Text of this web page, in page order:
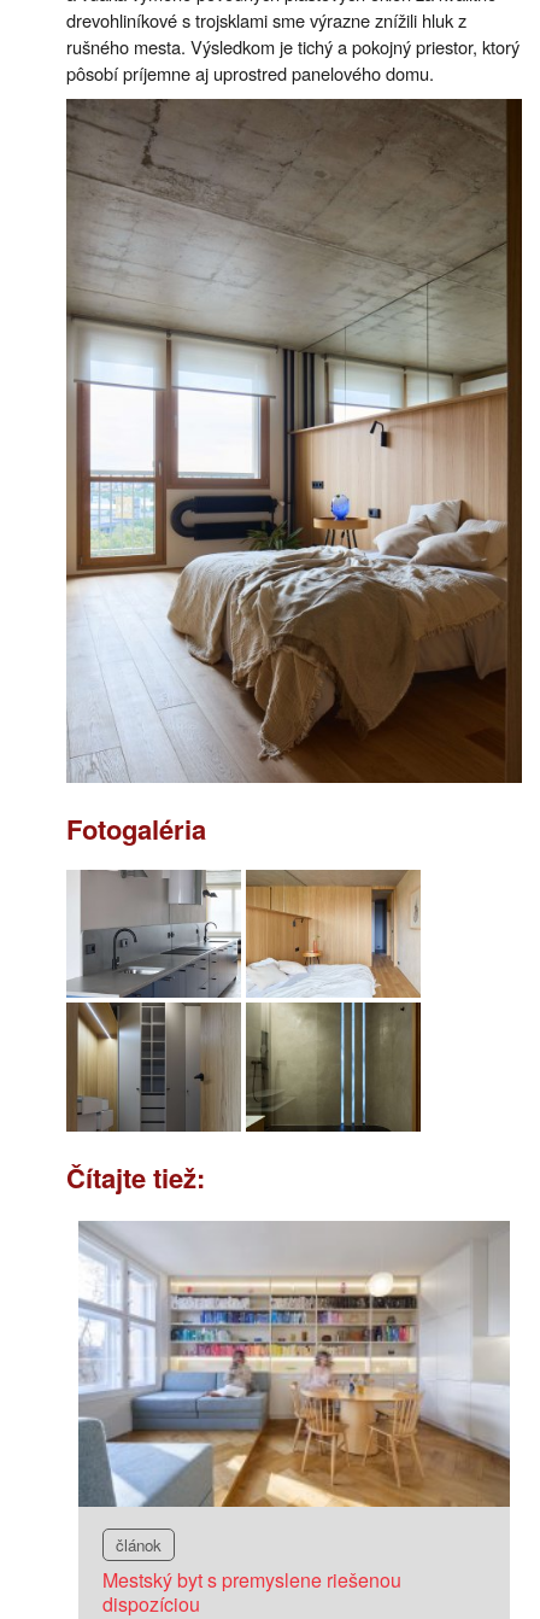
drevohliníkové s trojsklami sme výrazne znížili hluk z
rušného mesta. Výsledkom je tichý a pokojný priestor, ktorý
pôsobí príjemne aj uprostred panelového domu.
Fotogaléria
Čítajte tiež:
článok
Mestský byt s premyslene riešenou
dispozíciou